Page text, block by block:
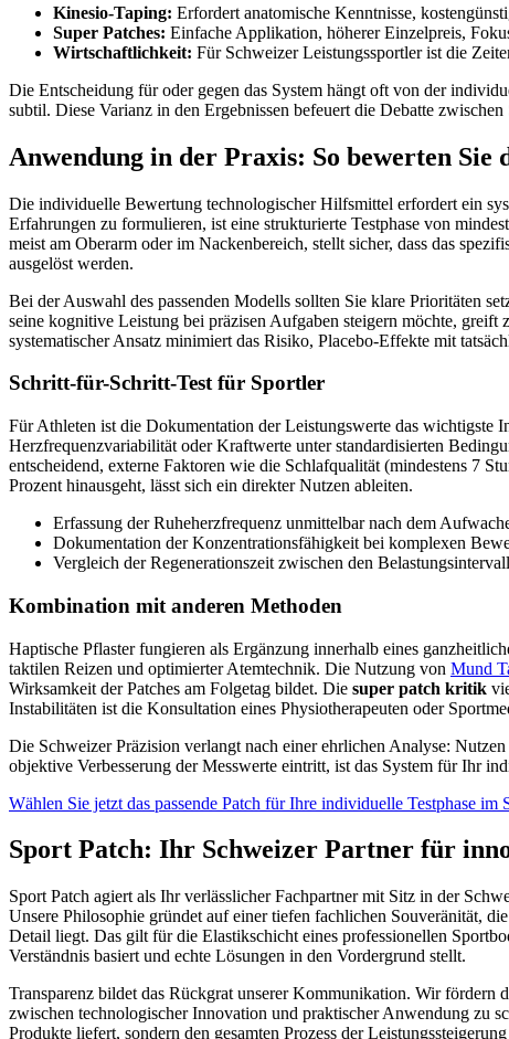
Kinesio-Taping: Erfordert anatomische Kenntnisse,
Super Patches: Einfache Applikation, höherer Einzelpreis,
Wirtschaftlichkeit: Für Schweizer Leistungssportler ist die
Die Entscheidung für oder gegen das System hängt oft von der
subtil. Diese Varianz in den Ergebnissen befeuert die Debatte
Anwendung in der Praxis: So bewerten Sie
Die individuelle Bewertung technologischer Hilfsmittel erfordert ein
Erfahrungen zu formulieren, ist eine strukturierte Testphase von
meist am Oberarm oder im Nackenbereich, stellt sicher, dass das
ausgelöst werden.
Bei der Auswahl des passenden Modells sollten Sie klare Prioritäten
seine kognitive Leistung bei präzisen Aufgaben steigern möchte, greift
systematischer Ansatz minimiert das Risiko, Placebo-Effekte mit
Schritt-für-Schritt-Test für Sportler
Für Athleten ist die Dokumentation der Leistungswerte das wichtigste
Herzfrequenzvariabilität oder Kraftwerte unter standardisierten
entscheidend, externe Faktoren wie die Schlafqualität (mindestens 7
Prozent hinausgeht, lässt sich ein direkter Nutzen ableiten.
Erfassung der Ruheherzfrequenz unmittelbar nach dem
Dokumentation der Konzentrationsfähigkeit bei komplexen
Vergleich der Regenerationszeit zwischen den
Kombination mit anderen Methoden
Haptische Pflaster fungieren als Ergänzung innerhalb eines
taktilen Reizen und optimierter Atemtechnik. Die Nutzung von Mund
Wirksamkeit der Patches am Folgetag bildet. Die super patch kritik
Instabilitäten ist die Konsultation eines Physiotherapeuten oder
Die Schweizer Präzision verlangt nach einer ehrlichen Analyse:
objektive Verbesserung der Messwerte eintritt, ist das System für Ihr
Wählen Sie jetzt das passende Patch für Ihre individuelle Testphase im
Sport Patch: Ihr Schweizer Partner für
Sport Patch agiert als Ihr verlässlicher Fachpartner mit Sitz in der
Unsere Philosophie gründet auf einer tiefen fachlichen Souveränität,
Detail liegt. Das gilt für die Elastikschicht eines professionellen
Verständnis basiert und echte Lösungen in den Vordergrund stellt.
Transparenz bildet das Rückgrat unserer Kommunikation. Wir
zwischen technologischer Innovation und praktischer Anwendung zu
Produkte liefert, sondern den gesamten Prozess der